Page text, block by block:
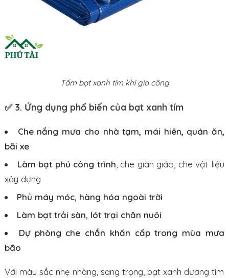
Tấm bạt xanh tím khi gia công
✅ 3. Ứng dụng phổ biến của bạt xanh tím
Che nắng mưa cho nhà tạm, mái hiên, quán ăn,
bãi xe
Làm bạt phủ công trình, che giàn giáo, che vật liệu
xây dựng
Phủ máy móc, hàng hóa ngoài trời
Làm bạt trải sàn, lót trại chăn nuôi
Dự phòng che chắn khẩn cấp trong mùa mưa
bão
Với màu sắc nhẹ nhàng, sang trọng, bạt xanh dương tím